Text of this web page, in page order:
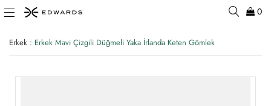
0
Erkek : Erkek Mavi Çizgili Düğmeli Yaka İrlanda Keten Gömlek